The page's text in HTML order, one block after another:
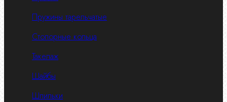
Пружины тарельчатые
Стопорные кольца
Такелаж
Шайбы
Шпильки